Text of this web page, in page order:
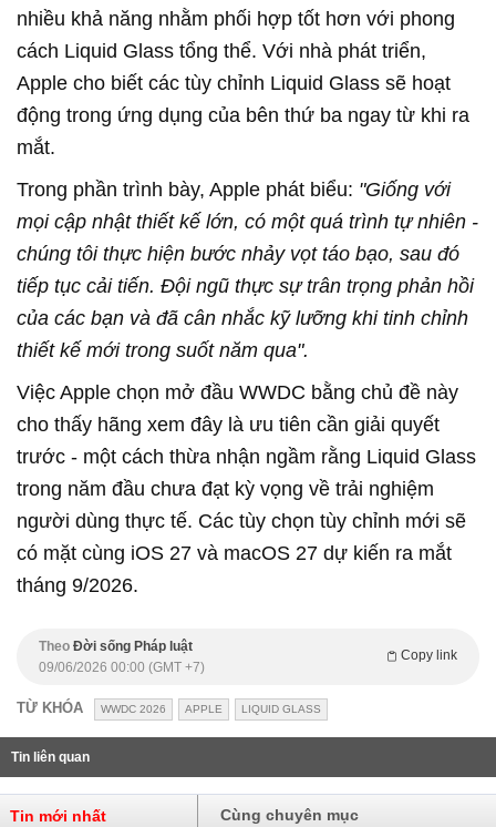
nhiều khả năng nhằm phối hợp tốt hơn với phong
cách Liquid Glass tổng thể. Với nhà phát triển,
Apple cho biết các tùy chỉnh Liquid Glass sẽ hoạt
động trong ứng dụng của bên thứ ba ngay từ khi ra
mắt.
Trong phần trình bày, Apple phát biểu: "Giống với
mọi cập nhật thiết kế lớn, có một quá trình tự nhiên -
chúng tôi thực hiện bước nhảy vọt táo bạo, sau đó
tiếp tục cải tiến. Đội ngũ thực sự trân trọng phản hồi
của các bạn và đã cân nhắc kỹ lưỡng khi tinh chỉnh
thiết kế mới trong suốt năm qua".
Việc Apple chọn mở đầu WWDC bằng chủ đề này
cho thấy hãng xem đây là ưu tiên cần giải quyết
trước - một cách thừa nhận ngầm rằng Liquid Glass
trong năm đầu chưa đạt kỳ vọng về trải nghiệm
người dùng thực tế. Các tùy chọn tùy chỉnh mới sẽ
có mặt cùng iOS 27 và macOS 27 dự kiến ra mắt
tháng 9/2026.
Theo Đời sống Pháp luật
Copy link
09/06/2026 00:00 (GMT +7)
TỪ KHÓA WWDC 2026 APPLE LIQUID GLASS
Tin liên quan
Tin mới nhất Cùng chuyên mục